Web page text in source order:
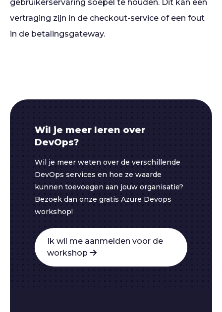
gebruikerservaring soepel te houden. Dit kan een
vertraging zijn in de checkout-service of een fout
in de betalingsgateway.
Wil je meer leren over
DevOps?
Wil je meer weten over de verschillende
DevOps services en hoe ze waarde
kunnen toevoegen aan jouw organisatie?
Bezoek dan onze gratis Azure Devops
workshop!
Ik wil me aanmelden voor de
workshop